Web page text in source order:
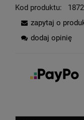
Kod produktu:
zapytaj o
dodaj opinię